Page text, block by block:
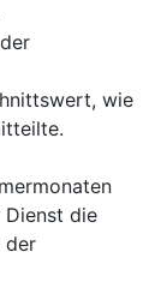
wie
Dienst die
der